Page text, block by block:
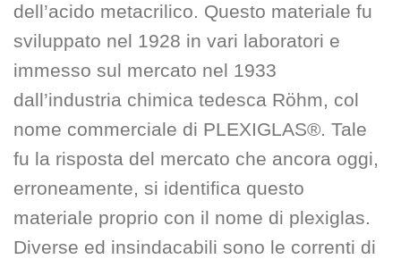
dell’acido metacrilico. Questo materiale fu
sviluppato nel 1928 in vari laboratori e
immesso sul mercato nel 1933
dall’industria chimica tedesca Röhm, col
nome commerciale di PLEXIGLAS®. Tale
fu la risposta del mercato che ancora oggi,
erroneamente, si identifica questo
materiale proprio con il nome di plexiglas.
Diverse ed insindacabili sono le correnti di